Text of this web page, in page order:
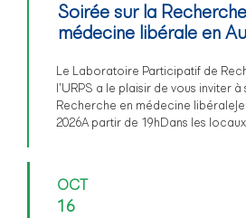
Soirée sur la
médecine libérale en
Le Laboratoire Participatif de
l’URPS a le plaisir de vous inviter
Recherche en médecine
2026A partir de 19hDans les
OCT
16